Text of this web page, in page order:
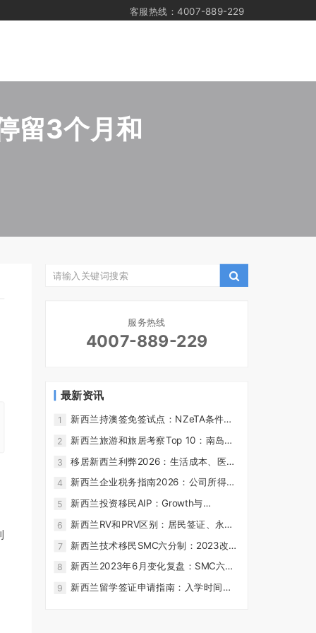
客服热线：4007-889-229
留3个月和
服务热线
4007-889-229
最新资讯
1
新西兰持澳签免签试点：NZeTA条件、
2 新西兰旅游和旅居考察Top 10：南岛北
3
移居新西兰利弊2026：生活成本、医疗
教育、工作机会与适合人群 - 澳美家
4
新西兰企业税务指南2026：公司所得
税、GST、FBT与雇主合规 - 澳美家
5 新西兰投资移民AIP：Growth与
6
新西兰RV和PRV区别：居民签证、永久
7
新西兰技术移民SMC六分制：2023改
革、申请条件和路径选择
8
新西兰2023年6月变化复盘：SMC六分
制、房贷LVR与生活成本
9
新西兰留学签证申请指南：入学时间、